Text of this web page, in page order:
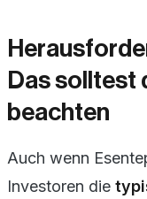
Das solltest
beachten
Auch wenn
Investoren die